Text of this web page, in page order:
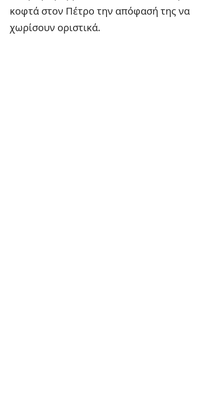
κοφτά στον Πέτρο την απόφασή της να
χωρίσουν οριστικά.